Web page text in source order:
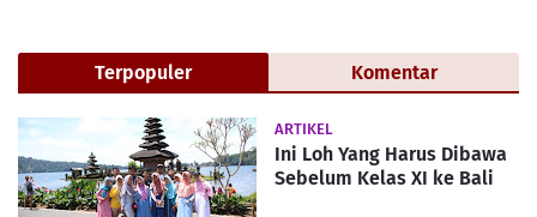
Terpopuler Komentar
ARTIKEL
Ini Loh Yang Harus Dibawa
Sebelum Kelas XI ke Bali